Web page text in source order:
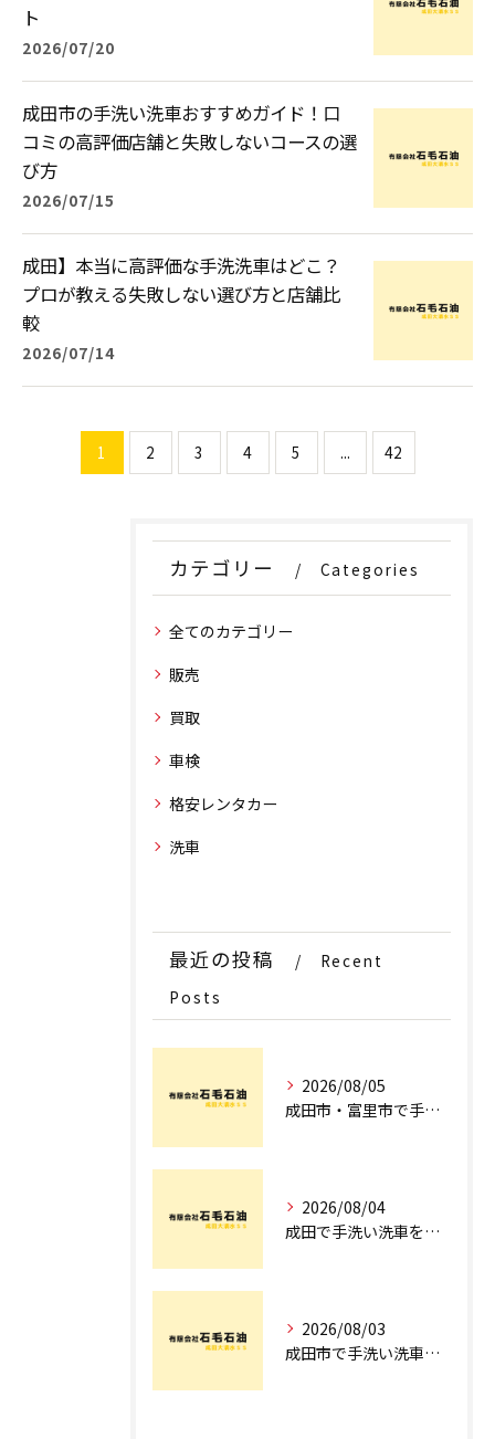
ト
2026/07/20
成田市の手洗い洗車おすすめガイド！口
コミの高評価店舗と失敗しないコースの選
び方
2026/07/15
成田】本当に高評価な手洗洗車はどこ？
プロが教える失敗しない選び方と店舗比
較
2026/07/14
1 2 3 4 5 ... 42
カテゴリー Categories
全てのカテゴリー
販売
買取
車検
格安レンタカー
洗車
最近の投稿
Recent
Posts
2026/08/05
成田市・富里市で手洗洗車ならどこ？料金比較からサブスク選びまでプロが徹底解説
2026/08/04
成田で手洗い洗車を探すなら！車のプロが教える安心の店舗選びとコース術
2026/08/03
成田市で手洗い洗車ならどこ？現場を知るプロが明かす「失敗しない専門店選び」のポイント